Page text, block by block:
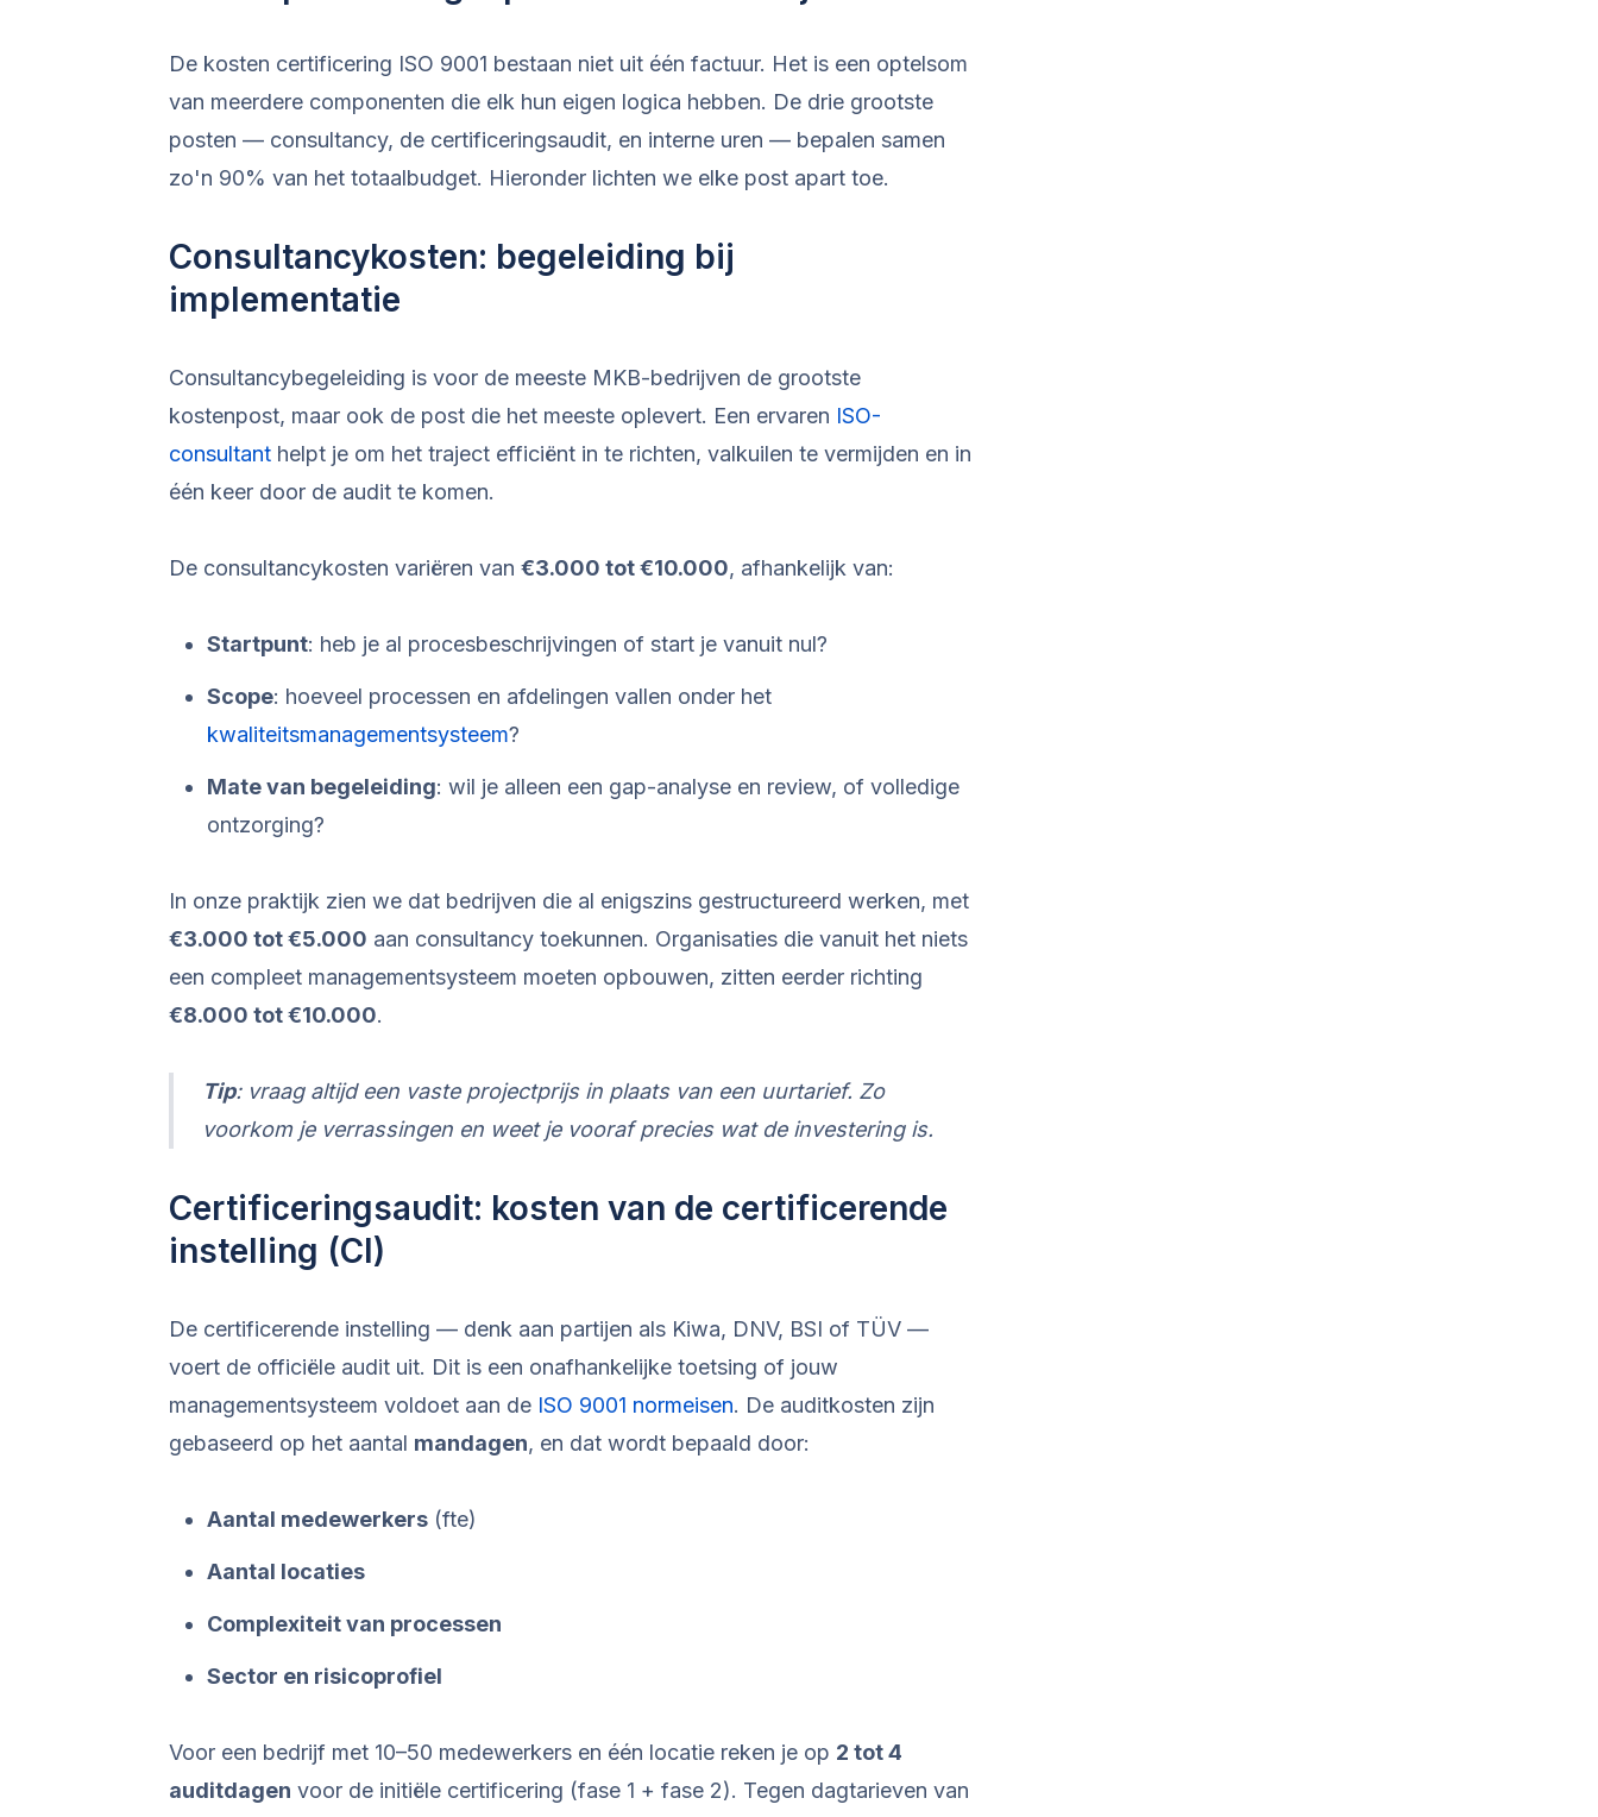
De kosten certificering ISO 9001 bestaan niet uit één factuur. Het is een optelsom
van meerdere componenten die elk hun eigen logica hebben. De drie grootste
posten — consultancy, de certificeringsaudit, en interne uren — bepalen samen
zo'n 90% van het totaalbudget. Hieronder lichten we elke post apart toe.
Consultancykosten: begeleiding bij
implementatie
Consultancybegeleiding is voor de meeste MKB-bedrijven de grootste
kostenpost, maar ook de post die het meeste oplevert. Een ervaren ISO-
consultant helpt je om het traject efficiënt in te richten, valkuilen te vermijden en in
één keer door de audit te komen.
De consultancykosten variëren van €3.000 tot €10.000, afhankelijk van:
Startpunt: heb je al procesbeschrijvingen of start je vanuit nul?
Scope: hoeveel processen en afdelingen vallen onder het
kwaliteitsmanagementsysteem?
Mate van begeleiding: wil je alleen een gap-analyse en review, of volledige
ontzorging?
In onze praktijk zien we dat bedrijven die al enigszins gestructureerd werken, met
€3.000 tot €5.000 aan consultancy toekunnen. Organisaties die vanuit het niets
een compleet managementsysteem moeten opbouwen, zitten eerder richting
€8.000 tot €10.000.
Tip: vraag altijd een vaste projectprijs in plaats van een uurtarief. Zo
voorkom je verrassingen en weet je vooraf precies wat de investering is.
Certificeringsaudit: kosten van de certificerende
instelling (CI)
De certificerende instelling — denk aan partijen als Kiwa, DNV, BSI of TÜV —
voert de officiële audit uit. Dit is een onafhankelijke toetsing of jouw
managementsysteem voldoet aan de ISO 9001 normeisen. De auditkosten zijn
gebaseerd op het aantal mandagen, en dat wordt bepaald door:
Aantal medewerkers (fte)
Aantal locaties
Complexiteit van processen
Sector en risicoprofiel
Voor een bedrijf met 10–50 medewerkers en één locatie reken je op 2 tot 4
auditdagen voor de initiële certificering (fase 1 + fase 2). Tegen dagtarieven van